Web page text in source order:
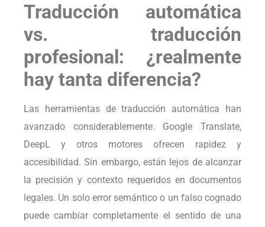
Traducción automática
vs. traducción
profesional: ¿realmente
hay tanta diferencia?
Las herramientas de traducción automática han
avanzado considerablemente. Google Translate,
DeepL y otros motores ofrecen rapidez y
accesibilidad. Sin embargo, están lejos de alcanzar
la precisión y contexto requeridos en documentos
legales. Un solo error semántico o un falso cognado
puede cambiar completamente el sentido de una